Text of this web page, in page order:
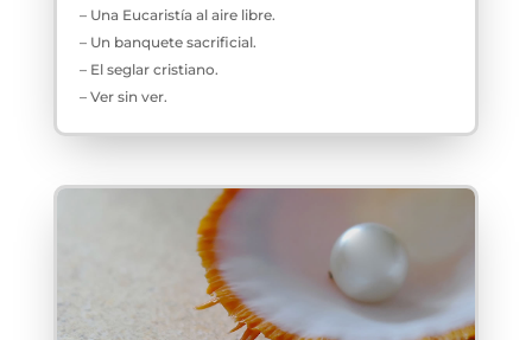
– Una Eucaristía al aire libre.
– Un banquete sacrificial.
– El seglar cristiano.
– Ver sin ver.